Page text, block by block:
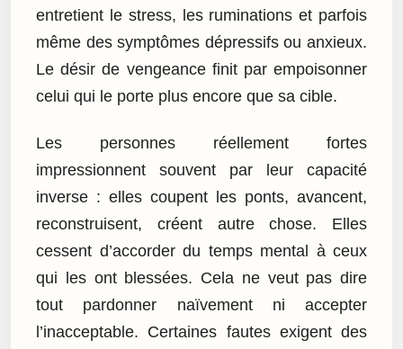
entretient le stress, les ruminations et parfois
même des symptômes dépressifs ou anxieux.
Le désir de vengeance finit par empoisonner
celui qui le porte plus encore que sa cible.
Les personnes réellement fortes
impressionnent souvent par leur capacité
inverse : elles coupent les ponts, avancent,
reconstruisent, créent autre chose. Elles
cessent d’accorder du temps mental à ceux
qui les ont blessées. Cela ne veut pas dire
tout pardonner naïvement ni accepter
l’inacceptable. Certaines fautes exigent des